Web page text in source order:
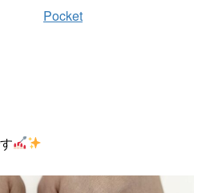
Pocket